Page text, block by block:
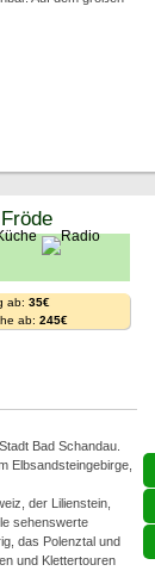
ab: 35€
ab: 245€
Bad Schandau.
Elbsandsteingebirge,
der Lilienstein,
sehenswerte
das Polenztal und
und Klettertouren